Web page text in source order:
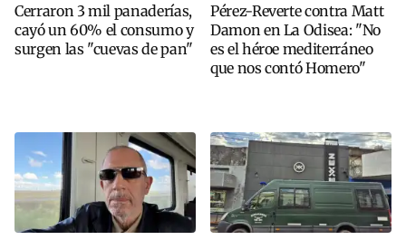
Cerraron 3 mil panaderías,
cayó un 60% el consumo y
surgen las "cuevas de pan"
Pérez-Reverte contra Matt
Damon en La Odisea: "No
es el héroe mediterráneo
que nos contó Homero"